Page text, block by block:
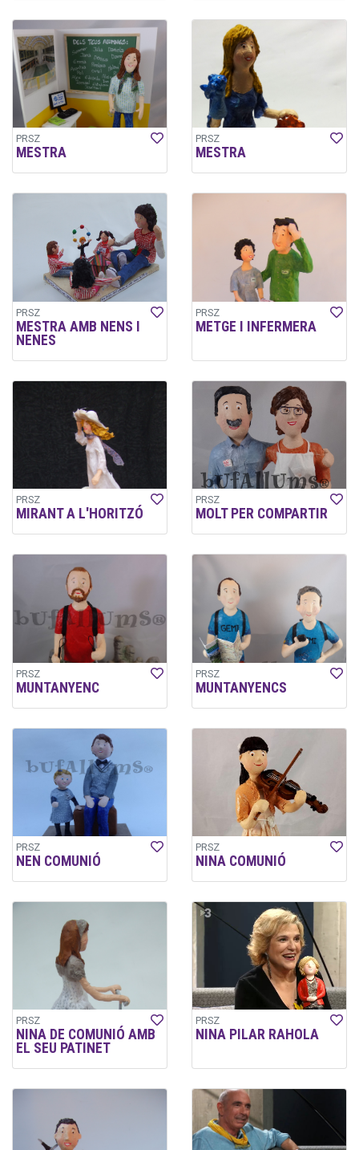
PRSZ
MESTRA
PRSZ
MESTRA
PRSZ
MESTRA AMB NENS I
NENES
PRSZ
METGE I INFERMERA
PRSZ
MIRANT A L'HORITZÓ
PRSZ
MOLT PER COMPARTIR
PRSZ
MUNTANYENC
PRSZ
MUNTANYENCS
PRSZ
NEN COMUNIÓ
PRSZ
NINA COMUNIÓ
PRSZ
NINA DE COMUNIÓ AMB
EL SEU PATINET
PRSZ
NINA PILAR RAHOLA